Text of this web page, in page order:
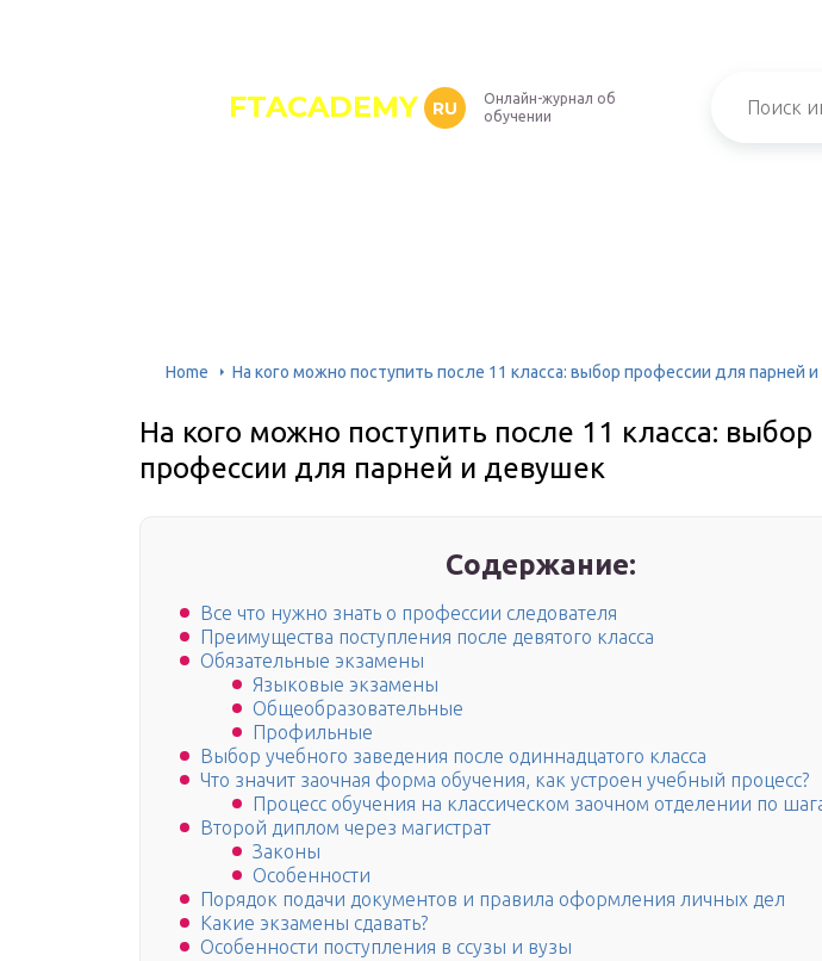
FTACADEMY RU
Онлайн-журнал об
обучении
Home На кого можно поступить после 11 класса: выбор профессии для парней
На кого можно поступить после 11 класса: выбор
профессии для парней и девушек
Содержание:
Все что нужно знать о профессии следователя
Преимущества поступления после девятого класса
Обязательные экзамены
Языковые экзамены
Общеобразовательные
Профильные
Выбор учебного заведения после одиннадцатого класса
Что значит заочная форма обучения, как устроен учебный процесс?
Процесс обучения на классическом заочном отделении по
Второй диплом через магистрат
Законы
Особенности
Порядок подачи документов и правила оформления личных дел
Какие экзамены сдавать?
Особенности поступления в ссузы и вузы